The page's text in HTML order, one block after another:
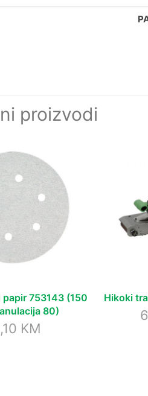
proizvodi
753143 (150
80)
KM
Hikoki